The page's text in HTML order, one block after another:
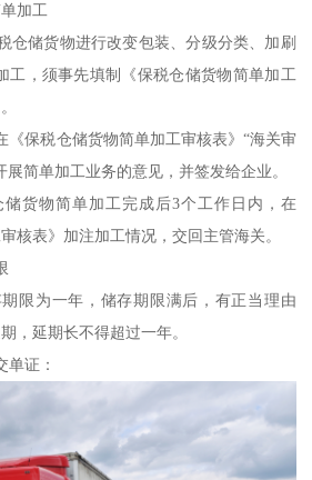
加工
仓储货物进行改变包装、分级分类、加刷
工，须事先填制《保税仓储货物简单加工
《保税仓储货物简单加工审核表》“海关审
简单加工业务的意见，并签发给企业。
储货物简单加工完成后3个工作日内，在
核表》加注加工情况，交回主管海关。
期限为一年，储存期限满后，有正当理由
，延期长不得超过一年。
单证：